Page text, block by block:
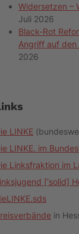
Widersetzen –
Juli 2026
Black-Rot
Angriff auf den
2026
LINKE
LINKE. im
Linksfraktion im
['solid]
in